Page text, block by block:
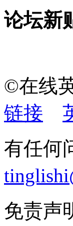
论坛新
©在线
链接
有任何
免责声